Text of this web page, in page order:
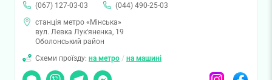
(067) 127-03-03
(044) 490-25-03
станція метро «Мінська»
вул. Левка Лук'яненка, 19
Оболонський район
Схеми проїзду: на метро / на машині
Чат
Viber TelegramMessenger InstagramFacebook